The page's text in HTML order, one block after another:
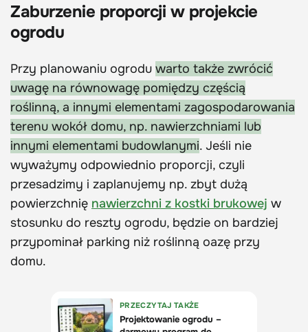
Zaburzenie proporcji w projekcie
ogrodu
Przy planowaniu ogrodu warto także zwrócić
uwagę na równowagę pomiędzy częścią
roślinną, a innymi elementami zagospodarowania
terenu wokół domu, np. nawierzchniami lub
innymi elementami budowlanymi. Jeśli nie
wyważymy odpowiednio proporcji, czyli
przesadzimy i zaplanujemy np. zbyt dużą
powierzchnię nawierzchni z kostki brukowej w
stosunku do reszty ogrodu, będzie on bardziej
przypominał parking niż roślinną oazę przy
domu.